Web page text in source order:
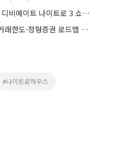
“2030 러너 반하겠네”…푸마 디비에이트 나이트로 3 쇼케이스
STO 하위법규 예상안, 풀링·거래한도·정형증권 로드맵 제시
#나이트로하우스